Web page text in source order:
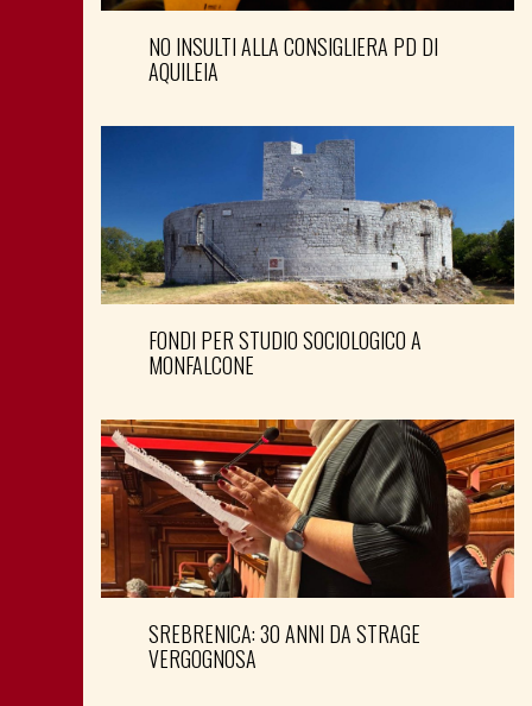
NO INSULTI ALLA CONSIGLIERA PD DI
AQUILEIA
FONDI PER STUDIO SOCIOLOGICO A
MONFALCONE
SREBRENICA: 30 ANNI DA STRAGE
VERGOGNOSA